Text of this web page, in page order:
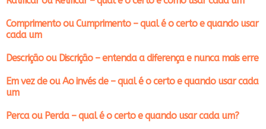
Comprimento ou Cumprimento – qual é o certo e quando usar
cada um
Descrição ou Discrição – entenda a diferença e nunca mais erre
Em vez de ou Ao invés de – qual é o certo e quando usar cada
um
Perca ou Perda – qual é o certo e quando usar cada um?